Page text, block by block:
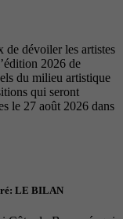
de dévoiler les artistes
2026 de
du milieu artistique
qui seront
le 27 août 2026 dans
LE BILAN